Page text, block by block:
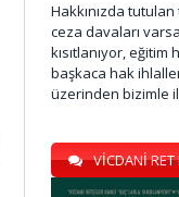
Hakkınızda
ceza davaları
kısıtlanıyor,
başkaca hak
üzerinden bizimle
VİCDANİ RET